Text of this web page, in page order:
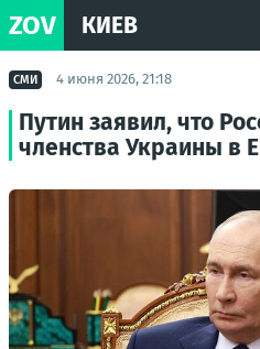
ZOV КИЕВ
СМИ 4 июня 2026, 21:18
Путин заявил, что
членства Украины в